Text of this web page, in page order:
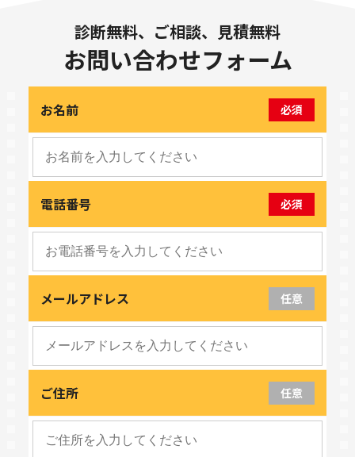
診断無料、ご相談、見積無料
お問い合わせフォーム
お名前 必須
電話番号 必須
メールアドレス 任意
ご住所 任意